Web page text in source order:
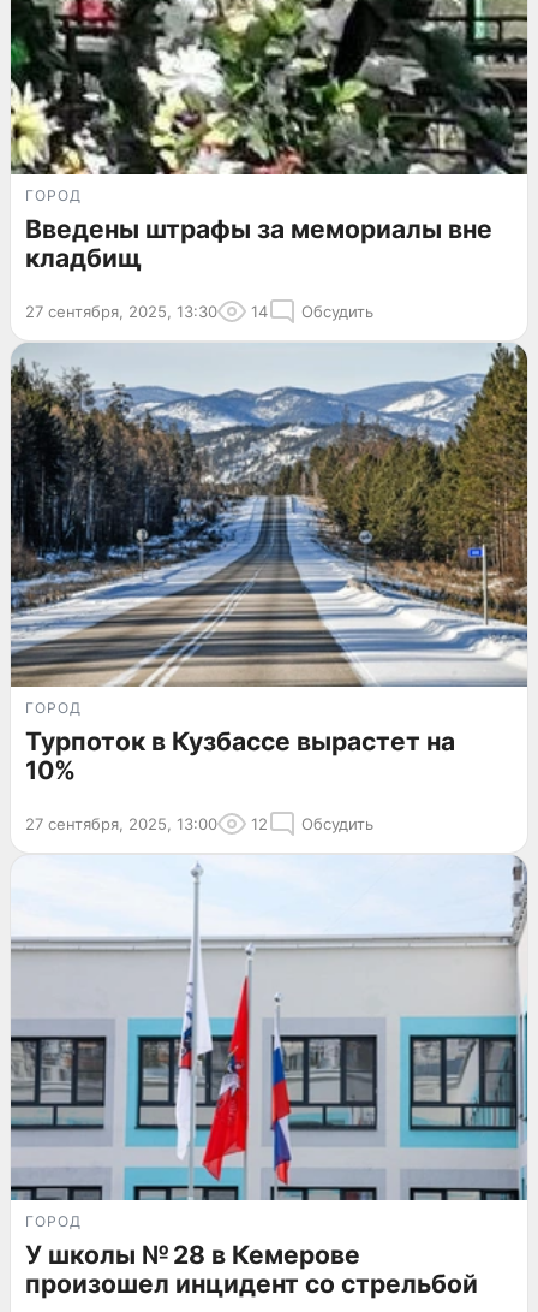
ГОРОД
Введены штрафы за мемориалы вне
кладбищ
27 сентября, 2025, 13:30 14 Обсудить
ГОРОД
Турпоток в Кузбассе вырастет на
10%
27 сентября, 2025, 13:00 12 Обсудить
ГОРОД
У школы № 28 в Кемерове
произошел инцидент со стрельбой